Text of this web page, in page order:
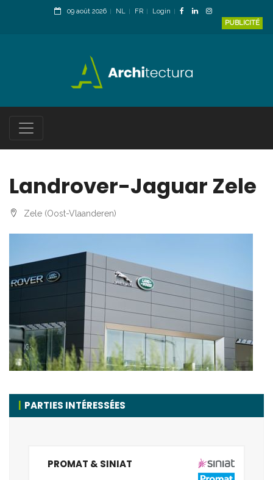
09 août 2026 NL FR
Login
PUBLICITÉ
Landrover-Jaguar Zele
Zele (Oost-Vlaanderen)
PARTIES INTÉRESSÉES
PROMAT & SINIAT